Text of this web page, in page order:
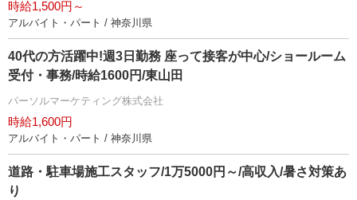
時給1,500円～
アルバイト・パート / 神奈川県
40代の方活躍中!週3日勤務 座って接客が中心/ショールーム
受付・事務/時給1600円/東山田
パーソルマーケティング株式会社
時給1,600円
アルバイト・パート / 神奈川県
道路・駐車場施工スタッフ/1万5000円～/高収入/暑さ対策あ
り